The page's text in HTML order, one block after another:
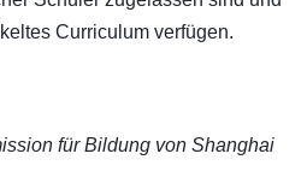
Curriculum verfügen.
für Bildung von Shanghai